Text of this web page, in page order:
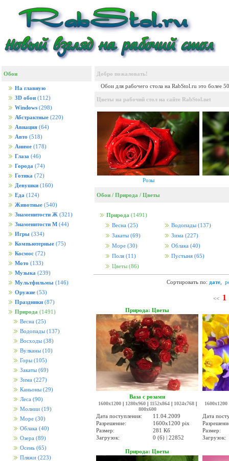
Обои
На главную
3D обои (112)
Windows (298)
Абстрактные (220)
Авиация (64)
Авто (518)
Аниме (178)
Глаза (46)
Города (74)
Готика (72)
Девушки (160)
Еда (124)
Животные (540)
Знаменитости Ж (321)
Знаменитости М (44)
Игры (334)
Компьютерные (75)
Космос (72)
Мото (133)
Музыка (239)
Мультфильмы (146)
Оружие (53)
Праздники (87)
Природа (1491)
Весна (25)
Водопады (137)
Восходы (38)
Вулканы (10)
Горы (105)
Закаты (69)
Зима (227)
Каньоны (29)
Леса (90)
Молнии (19)
Море (30)
Облака (40)
Озера (89)
Осень (65)
Пляжи (223)
Добро пожаловать!
Обои для рабочего стола на RabStol.ru это более
Цветы на рабочий стол на сайте RabStol.net
Розы
Обои / Природа / Цветы
Природа (1491)
Весна (25) Водопады (137)
Закаты (69) Зима (227)
Море (30) Облака (40)
Поля (11) Пустыня (65)
Цветы (86)
Сортировать по: дате
<< 1
Природа: Цветы
Ваза с розами
1600x1200| 1280x960| 1152x864| 1024x768|
800x600
Дата поступления:
11.04.2009
Разрешение:
1600x1200 pix
Размер:
281 Кб
Загрузок:
0 (6) | 22852
1600x1200
Дата
Размер:
Загрузок:
Природа: Цветы